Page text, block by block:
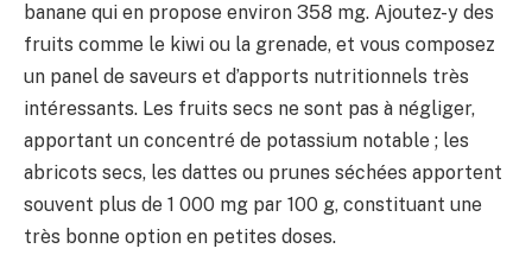
banane qui en propose environ 358 mg. Ajoutez-y des
fruits comme le kiwi ou la grenade, et vous composez
un panel de saveurs et d’apports nutritionnels très
intéressants. Les fruits secs ne sont pas à négliger,
apportant un concentré de potassium notable ; les
abricots secs, les dattes ou prunes séchées apportent
souvent plus de 1 000 mg par 100 g, constituant une
très bonne option en petites doses.